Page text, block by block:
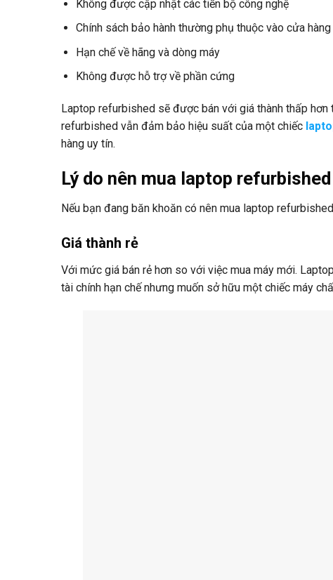
Không được cập nhật các tiến bộ công nghệ
Chính sách bảo hành thường phụ thuộc vào cửa hàng
Hạn chế về hãng và dòng máy
Không được hỗ trợ về phần cứng
Laptop refurbished sẽ được bán với giá thành thấp
refurbished vẫn đảm bảo hiệu suất của một chiếc
hàng uy tín.
Lý do nên mua laptop
Nếu bạn đang băn khoăn có nên mua laptop
Giá thành rẻ
Với mức giá bán rẻ hơn so với việc mua máy mới.
tài chính hạn chế nhưng muốn sở hữu một chiếc máy